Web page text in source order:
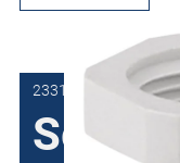
2331-0002-16-00